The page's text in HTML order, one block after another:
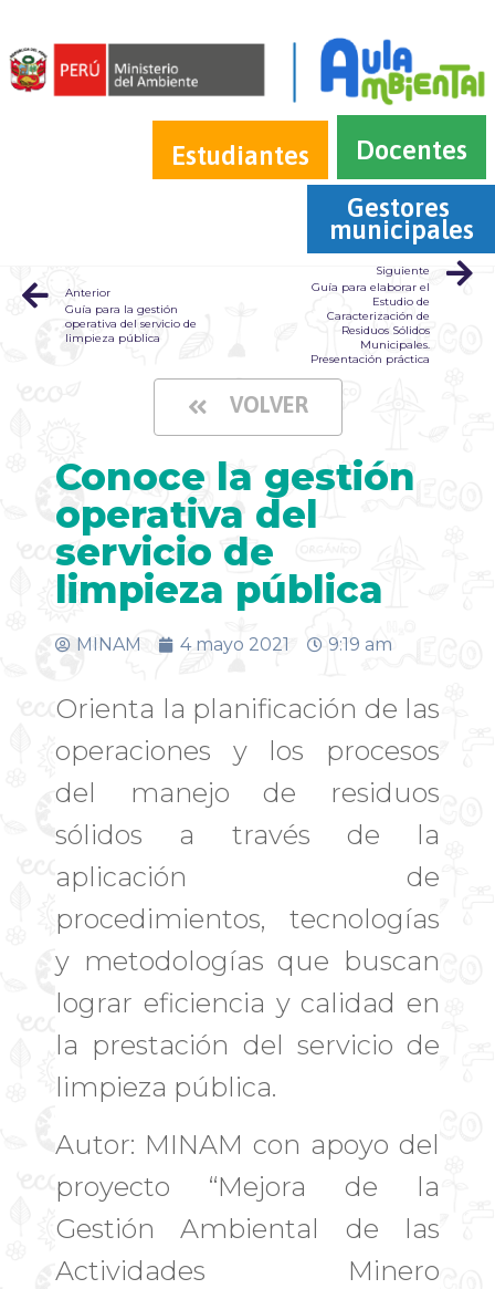
Estudiantes
Docentes
Gestores
municipales
Anterior
Guía para la gestión
operativa del servicio de
limpieza pública
Siguiente
Guía para elaborar el
Estudio de
Caracterización de
Residuos Sólidos
Municipales.
Presentación práctica
VOLVER
Conoce la gestión
operativa del
servicio de
limpieza pública
MINAM 4 mayo 2021 9:19 am
Orienta la planificación de las
operaciones y los procesos
del manejo de residuos
sólidos a través de la
aplicación de
procedimientos, tecnologías
y metodologías que buscan
lograr eficiencia y calidad en
la prestación del servicio de
limpieza pública.
Autor: MINAM con apoyo del
proyecto “Mejora de la
Gestión Ambiental de las
Actividades Minero